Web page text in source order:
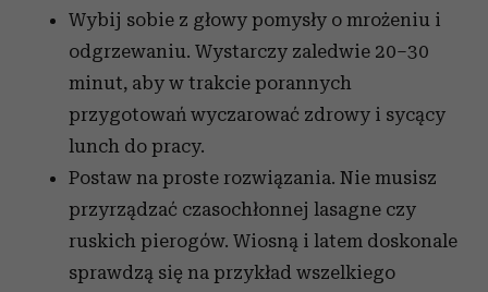
Wybij sobie z głowy pomysły o mrożeniu i
odgrzewaniu. Wystarczy zaledwie 20–30
minut, aby w trakcie porannych
przygotowań wyczarować zdrowy i sycący
lunch do pracy.
Postaw na proste rozwiązania. Nie musisz
przyrządzać czasochłonnej lasagne czy
ruskich pierogów. Wiosną i latem doskonale
sprawdzą się na przykład wszelkiego